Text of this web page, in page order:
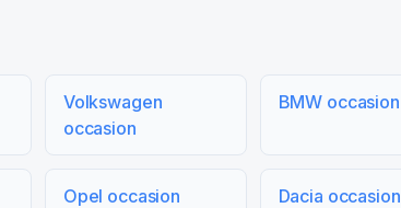
Volkswagen
occasion
BMW occasion
Opel occasion Dacia occasion